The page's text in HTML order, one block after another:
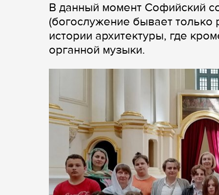
В данный момент Софийский
(богослужение бывает только
истории архитектуры, где
органной музыки.